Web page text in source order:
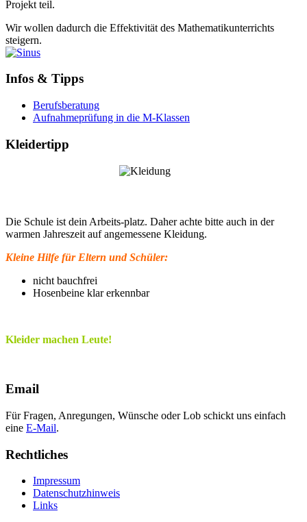
Projekt teil.
Wir wollen dadurch die Effektivität des Mathematikunterrichts
steigern.
Infos & Tipps
Berufsberatung
Aufnahmeprüfung in die M-Klassen
Kleidertipp
Die Schule ist dein Arbeits-platz. Daher achte bitte auch in der
warmen Jahreszeit auf angemessene Kleidung.
Kleine Hilfe für Eltern und Schüler:
nicht bauchfrei
Hosenbeine klar erkennbar
Kleider machen Leute!
Email
Für Fragen, Anregungen, Wünsche oder Lob schickt uns einfach
eine E-Mail.
Rechtliches
Impressum
Datenschutzhinweis
Links